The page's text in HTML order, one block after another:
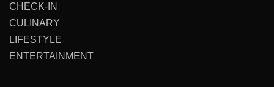
CHECK-IN
CULINARY
LIFESTYLE
ENTERTAINMENT